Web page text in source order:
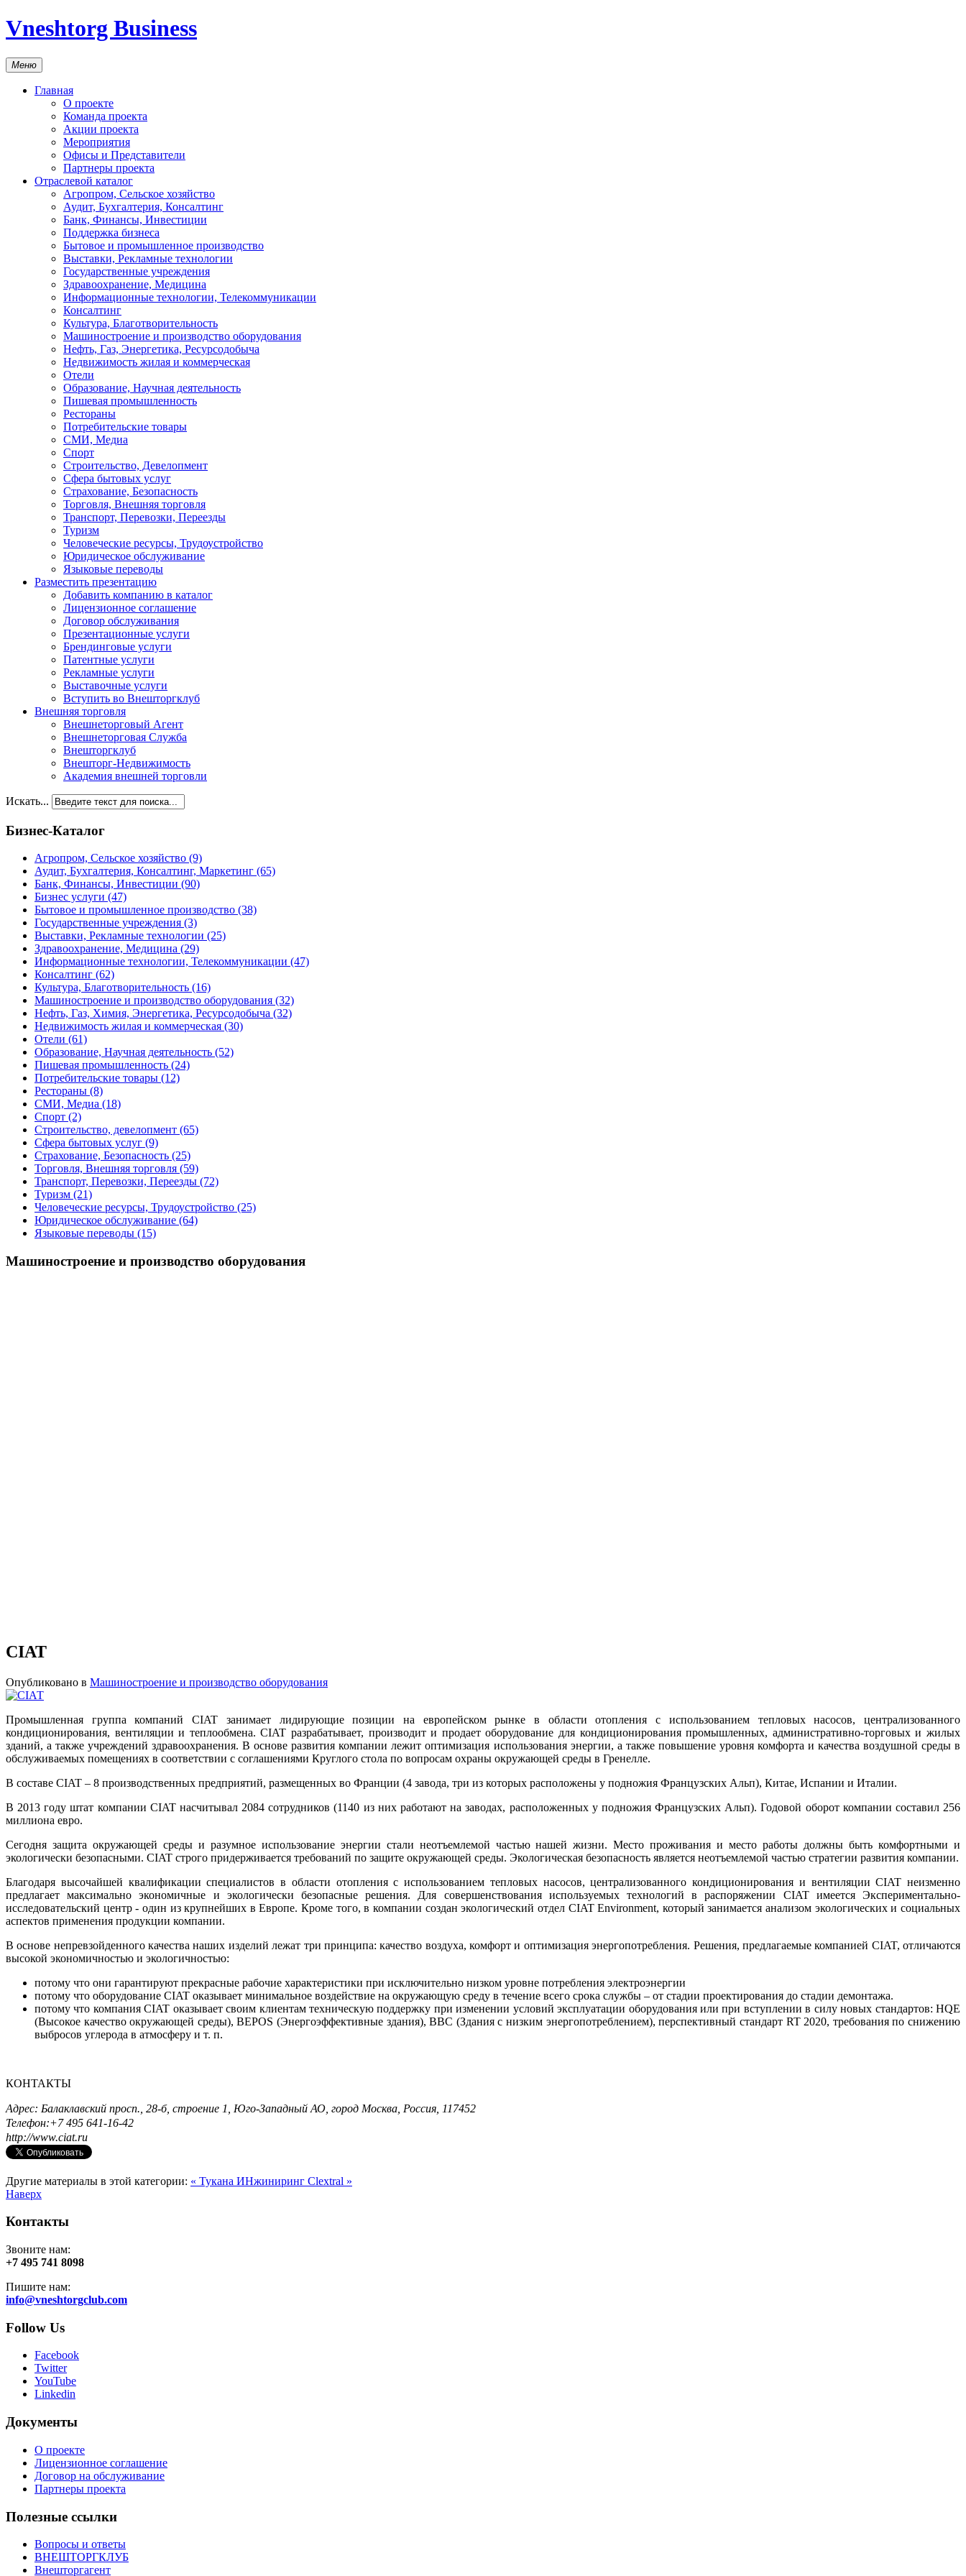
Vneshtorg Business
Меню
Главная
О проекте
Команда проекта
Акции проекта
Мероприятия
Офисы и Представители
Партнеры проекта
Отраслевой каталог
Агропром, Сельское хозяйство
Аудит, Бухгалтерия, Консалтинг
Банк, Финансы, Инвестиции
Поддержка бизнеса
Бытовое и промышленное производство
Выставки, Рекламные технологии
Государственные учреждения
Здравоохранение, Медицина
Информационные технологии, Телекоммуникации
Консалтинг
Культура, Благотворительность
Машиностроение и производство оборудования
Нефть, Газ, Энергетика, Ресурсодобыча
Недвижимость жилая и коммерческая
Отели
Образование, Научная деятельность
Пишевая промышленность
Рестораны
Потребительские товары
СМИ, Медиа
Спорт
Строительство, Девелопмент
Сфера бытовых услуг
Страхование, Безопасность
Торговля, Внешняя торговля
Транспорт, Перевозки, Переезды
Туризм
Человеческие ресурсы, Трудоустройство
Юридическое обслуживание
Языковые переводы
Разместить презентацию
Добавить компанию в каталог
Лицензионное соглашение
Договор обслуживания
Презентационные услуги
Брендинговые услуги
Патентные услуги
Рекламные услуги
Выставочные услуги
Вступить во Внешторгклуб
Внешняя торговля
Внешнеторговый Агент
Внешнеторговая Служба
Внешторгклуб
Внешторг-Недвижимость
Академия внешней торговли
Искать...
Бизнес-Каталог
Агропром, Сельское хозяйство (9)
Аудит, Бухгалтерия, Консалтинг, Маркетинг (65)
Банк, Финансы, Инвестиции (90)
Бизнес услуги (47)
Бытовое и промышленное производство (38)
Государственные учреждения (3)
Выставки, Рекламные технологии (25)
Здравоохранение, Медицина (29)
Информационные технологии, Телекоммуникации (47)
Консалтинг (62)
Культура, Благотворительность (16)
Машиностроение и производство оборудования (32)
Нефть, Газ, Химия, Энергетика, Ресурсодобыча (32)
Недвижимость жилая и коммерческая (30)
Отели (61)
Образование, Научная деятельность (52)
Пишевая промышленность (24)
Потребительские товары (12)
Рестораны (8)
СМИ, Медиа (18)
Спорт (2)
Строительство, девелопмент (65)
Сфера бытовых услуг (9)
Страхование, Безопасность (25)
Торговля, Внешняя торговля (59)
Транспорт, Перевозки, Переезды (72)
Туризм (21)
Человеческие ресурсы, Трудоустройство (25)
Юридическое обслуживание (64)
Языковые переводы (15)
Машиностроение и производство оборудования
СIАТ
Опубликовано в Машиностроение и производство оборудования
Промышленная группа компаний CIAT занимает лидирующие позиции на европейском рынке в области отопления с использованием тепловых насосов, централизованного
кондиционирования, вентиляции и теплообмена. CIAT разрабатывает, производит и продает оборудование для кондиционирования промышленных, административно-торговых и жилых
зданий, а также учреждений здравоохранения. В основе развития компании лежит оптимизация использования энергии, а также повышение уровня комфорта и качества воздушной среды в
обслуживаемых помещениях в соответствии с соглашениями Круглого стола по вопросам охраны окружающей среды в Гренелле.
В составе CIAT – 8 производственных предприятий, размещенных во Франции (4 завода, три из которых расположены у подножия Французских Альп), Китае, Испании и Италии.
В 2013 году штат компании CIAT насчитывал 2084 сотрудников (1140 из них работают на заводах, расположенных у подножия Французских Альп). Годовой оборот компании составил 256
миллиона евро.
Сегодня защита окружающей среды и разумное использование энергии стали неотъемлемой частью нашей жизни. Место проживания и место работы должны быть комфортными и
экологически безопасными. CIAT строго придерживается требований по защите окружающей среды. Экологическая безопасность является неотъемлемой частью стратегии развития компании.
Благодаря высочайшей квалификации специалистов в области отопления с использованием тепловых насосов, централизованного кондиционирования и вентиляции CIAT неизменно
предлагает максимально экономичные и экологически безопасные решения. Для совершенствования используемых технологий в распоряжении CIAT имеется Экспериментально-
исследовательский центр - один из крупнейших в Европе. Кроме того, в компании создан экологический отдел CIAT Environment, который занимается анализом экологических и социальных
аспектов применения продукции компании.
В основе непревзойденного качества наших изделий лежат три принципа: качество воздуха, комфорт и оптимизация энергопотребления. Решения, предлагаемые компанией CIAT, отличаются
высокой экономичностью и экологичностью:
потому что они гарантируют прекрасные рабочие характеристики при исключительно низком уровне потребления электроэнергии
потому что оборудование CIAT оказывает минимальное воздействие на окружающую среду в течение всего срока службы – от стадии проектирования до стадии демонтажа.
потому что компания CIAT оказывает своим клиентам техническую поддержку при изменении условий эксплуатации оборудования или при вступлении в силу новых стандартов: HQE
(Высокое качество окружающей среды), BEPOS (Энергоэффективные здания), BBC (Здания с низким энергопотреблением), перспективный стандарт RT 2020, требования по снижению
выбросов углерода в атмосферу и т. п.
КОНТАКТЫ
Адрес: Балаклавский просп., 28-б, строение 1, Юго-Западный АО, город Москва, Россия, 117452
Телефон:+7 495 641-16-42
http://www.ciat.ru
Другие материалы в этой категории: « Тукана ИНжиниринг Clextral »
Наверх
Контакты
Звоните нам:
+7 495 741 8098
Пишите нам:
info@vneshtorgclub.com
Follow Us
Facebook
Twitter
YouTube
Linkedin
Документы
О проекте
Лицензионное соглашение
Договор на обслуживание
Партнеры проекта
Полезные ссылки
Вопросы и ответы
ВНЕШТОРГКЛУБ
Внешторгагент